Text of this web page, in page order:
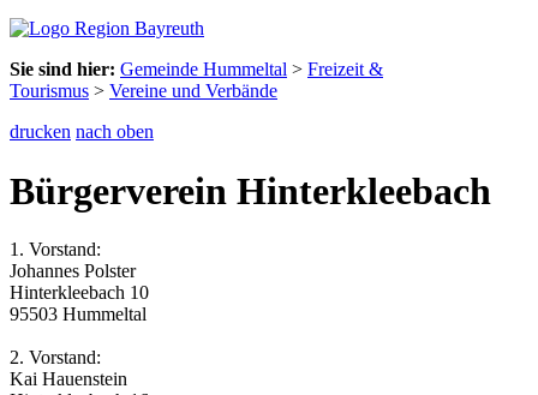
Sie sind hier: Gemeinde Hummeltal > Freizeit &
Tourismus > Vereine und Verbände
drucken nach oben
Bürgerverein Hinterkleebach
1. Vorstand:
Johannes Polster
Hinterkleebach 10
95503 Hummeltal
2. Vorstand:
Kai Hauenstein